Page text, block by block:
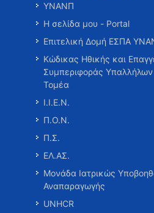
ΥΝΑΝΠ
Η σελίδα μου - Portal
Επιτελική Δομή ΕΣΠΑ
Κώδικας Ηθικής και
Συμπεριφοράς Υπαλλήλων
Τομέα
Ι.Ι.Ε.Ν.
Π.Ο.Ν.
Π.Σ.
ΕΛ.ΑΣ.
Μονάδα Ιατρικώς
Αναπαραγωγής
UNHCR